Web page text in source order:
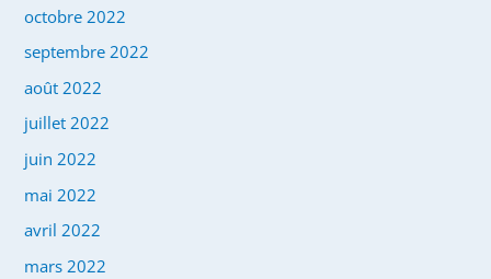
octobre 2022
septembre 2022
août 2022
juillet 2022
juin 2022
mai 2022
avril 2022
mars 2022